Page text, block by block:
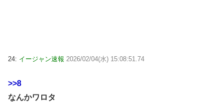
24: イージャン速報 2026/02/04(水) 15:08:51.74
>>8
なんかワロタ